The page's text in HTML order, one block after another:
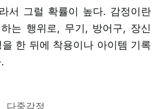
서 그럴 확률이 높다. 감정이란
는 행위로, 무기, 방어구, 장신
한 뒤에 착용이나 아이템 기록
다중감정